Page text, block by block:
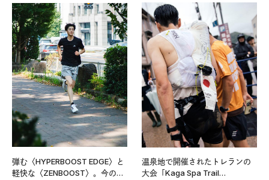
弾む〈HYPERBOOST EDGE〉と
軽快な〈ZENBOOST〉。今の時
温泉地で開催されたトレランの
大会「Kaga Spa Trail